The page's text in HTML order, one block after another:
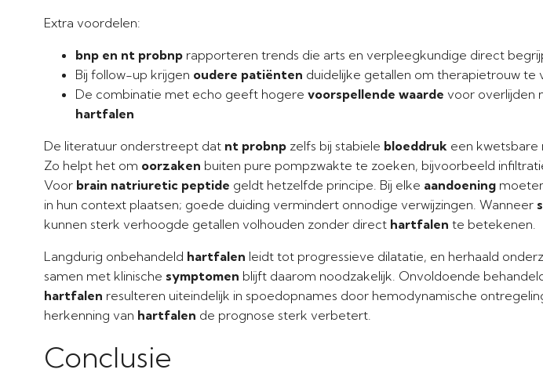
Extra voordelen:
bnp en nt probnp rapporteren trends die arts en verpleegkundige direct
Bij follow-up krijgen oudere patiënten duidelijke getallen om therapietrouw te
De combinatie met echo geeft hogere voorspellende waarde voor overlijden
hartfalen
De literatuur onderstreept dat nt probnp zelfs bij stabiele bloeddruk een kwetsbare
Zo helpt het om oorzaken buiten pure pompzwakte te zoeken, bijvoorbeeld
Voor brain natriuretic peptide geldt hetzelfde principe. Bij elke aandoening
in hun context plaatsen; goede duiding vermindert onnodige verwijzingen. Wanneer
kunnen sterk verhoogde getallen volhouden zonder direct hartfalen te betekenen.
Langdurig onbehandeld hartfalen leidt tot progressieve dilatatie, en herhaald
samen met klinische symptomen blijft daarom noodzakelijk. Onvoldoende
hartfalen resulteren uiteindelijk in spoedopnames door hemodynamische
herkenning van hartfalen de prognose sterk verbetert.
Conclusie